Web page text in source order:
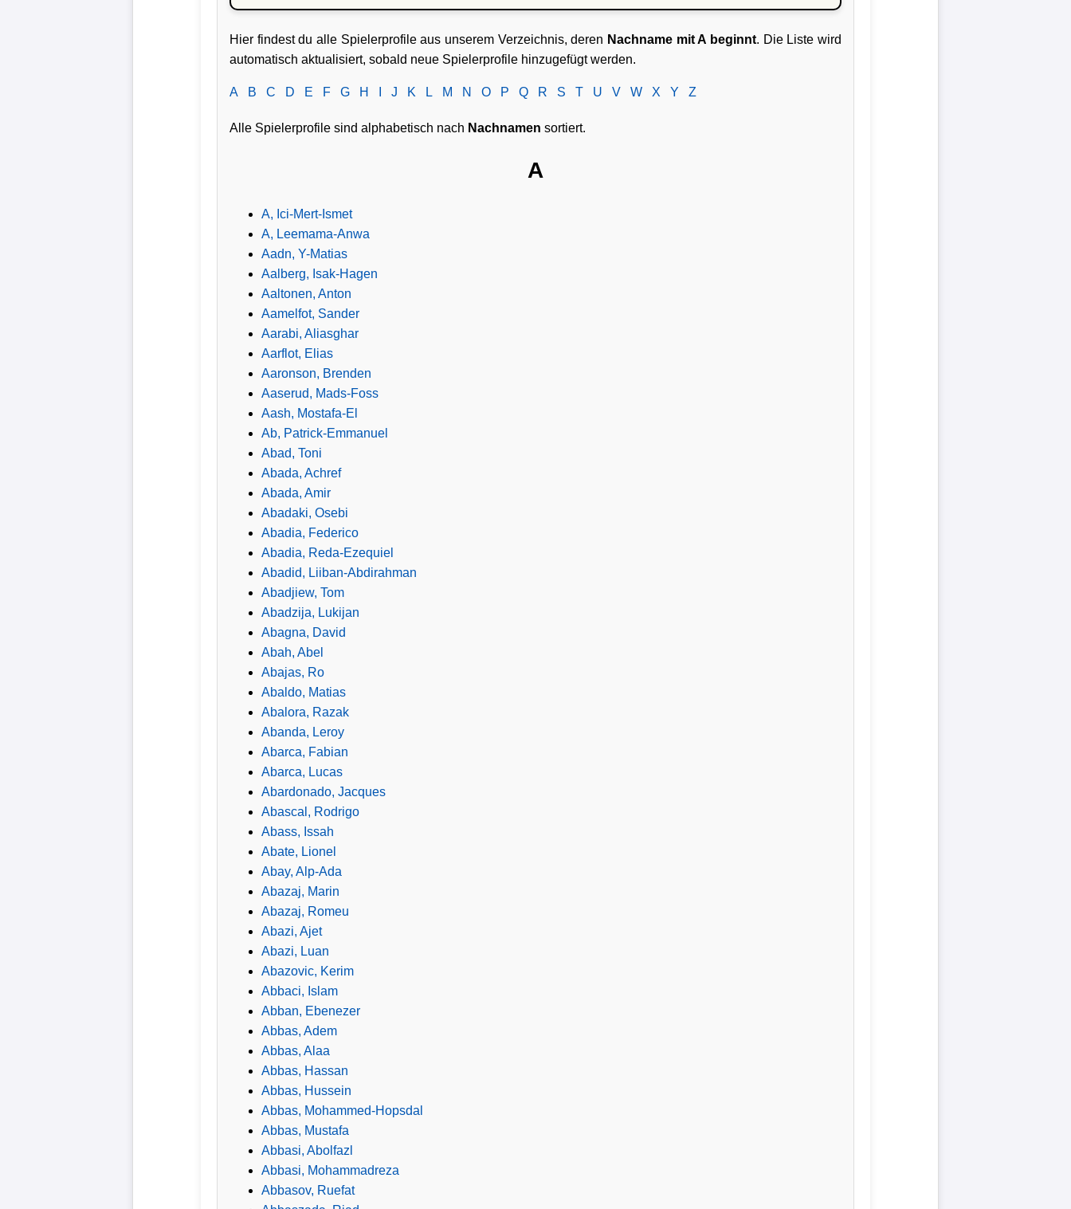
Hier findest du alle Spielerprofile aus unserem Verzeichnis, deren Nachname mit A beginnt. Die Liste wird
automatisch aktualisiert, sobald neue Spielerprofile hinzugefügt werden.
A B C D E F G H J K L M N O P Q R S T U V W X Y Z
Alle Spielerprofile sind alphabetisch nach Nachnamen sortiert.
A
A, Ici-Mert-Ismet
A, Leemama-Anwa
Aadn, Y-Matias
Aalberg, Isak-Hagen
Aaltonen, Anton
Aamelfot, Sander
Aarabi, Aliasghar
Aarflot, Elias
Aaronson, Brenden
Aaserud, Mads-Foss
Aash, Mostafa-El
Ab, Patrick-Emmanuel
Abad, Toni
Abada, Achref
Abada, Amir
Abadaki, Osebi
Abadia, Federico
Abadia, Reda-Ezequiel
Abadid, Liiban-Abdirahman
Abadjiew, Tom
Abadzija, Lukijan
Abagna, David
Abah, Abel
Abajas, Ro
Abaldo, Matias
Abalora, Razak
Abanda, Leroy
Abarca, Fabian
Abarca, Lucas
Abardonado, Jacques
Abascal, Rodrigo
Abass, Issah
Abate, Lionel
Abay, Alp-Ada
Abazaj, Marin
Abazaj, Romeu
Abazi, Ajet
Abazi, Luan
Abazovic, Kerim
Abbaci, Islam
Abban, Ebenezer
Abbas, Adem
Abbas, Alaa
Abbas, Hassan
Abbas, Hussein
Abbas, Mohammed-Hopsdal
Abbas, Mustafa
Abbasi, Abolfazl
Abbasi, Mohammadreza
Abbasov, Ruefat